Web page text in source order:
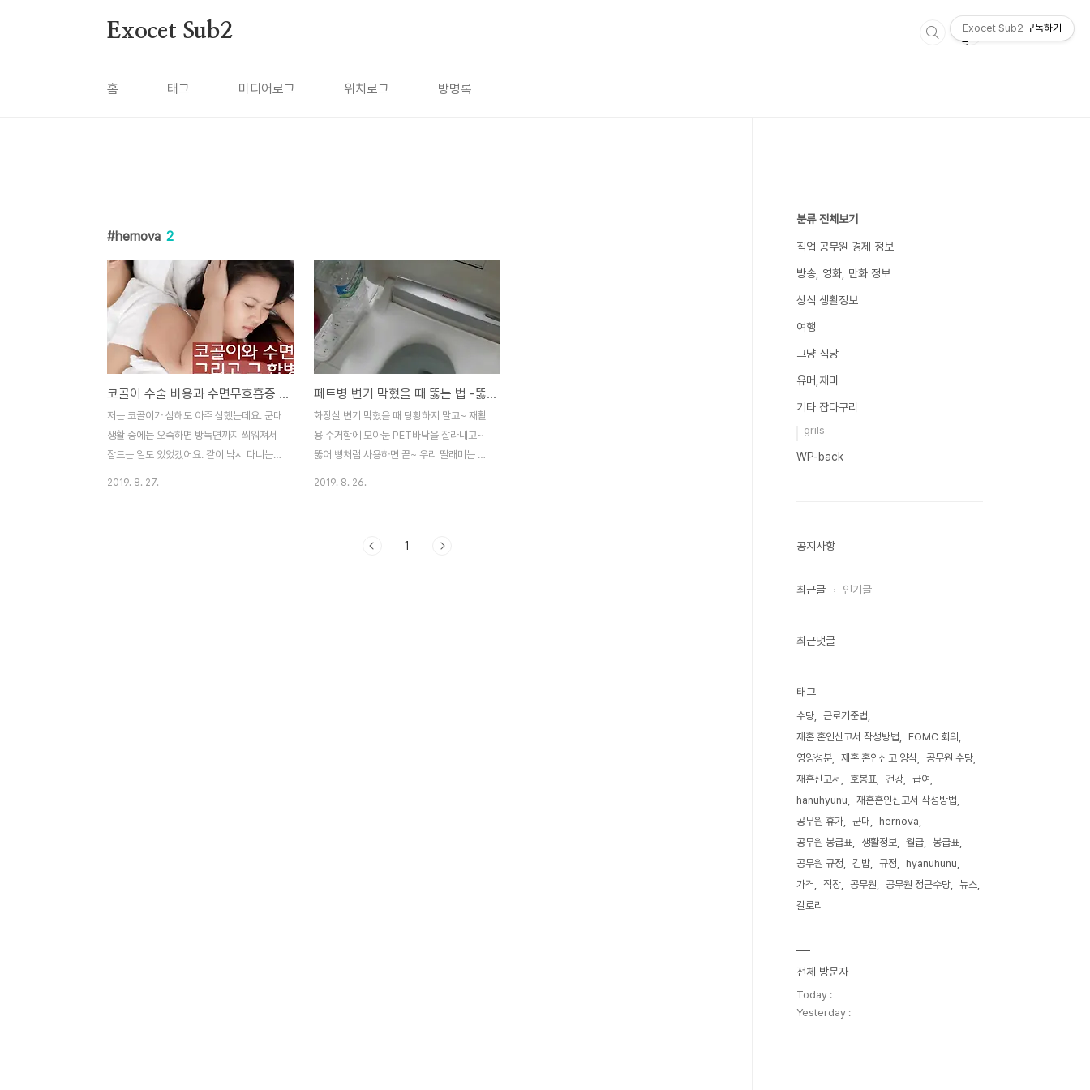
Exocet Sub2
홈 태그 미디어로그 위치로그 방명록
hernova 2
코골이 수술 비용과 수면무호흡증 증상그리고 합병증
저는 코골이가 심해도 아주 심했는데요. 군대
생활 중에는 오죽하면 방독면까지 씌워져서
잠드는 일도 있었겠어요. 같이 낚시 다니는
2019. 8. 27.
페트병 변기 막혔을 때 뚫는 법 -뚫어뻥 없이 PET병으로 막힌 변기 뚫는 방법 패트병 활용
화장실 변기 막혔을 때 당황하지 말고~ 재활
용 수거함에 모아둔 PET바닥을 잘라내고~
뚫어 뻥처럼 사용하면 끝~ 우리 딸래미는 하
바로 막힌 변기 뚫는 방법 페트병을 이용하는
2019. 8. 26.
1
분류 전체보기
직업 공무원 경제 정보
방송, 영화, 만화 정보
상식 생활정보
여행
그냥 식당
유머,재미
기타 잡다구리
grils
WP-back
공지사항
최근글 인기글
최근댓글
태그
수당
근로기준법
재혼 혼인신고서 작성방법
FOMC 회의
영양성분
재혼 혼인신고 양식
공무원 수당
재혼신고서
호봉표 건강
급여
hanuhyunu
재혼혼인신고서 작성방법
공무원 휴가
군대
hernova
공무원 봉급표
생활정보 월급
봉급표
공무원 규정
김밥 규정
hyanuhunu
가격
직장 공무원 공무원 정근수당
뉴스
칼로리
전체 방문자
Today :
Yesterday :
Exocet Sub2 구독하기